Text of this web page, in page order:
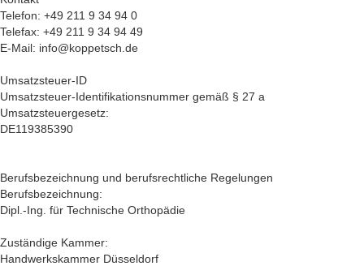
Telefon: +49 211 9 34 94 0
Telefax: +49 211 9 34 94 49
E-Mail: info@koppetsch.de
Umsatzsteuer-ID
Umsatzsteuer-Identifikationsnummer gemäß § 27 a
Umsatzsteuergesetz:
DE119385390
Berufsbezeichnung und berufsrechtliche Regelungen
Berufsbezeichnung:
Dipl.-Ing. für Technische Orthopädie
Zuständige Kammer:
Handwerkskammer Düsseldorf